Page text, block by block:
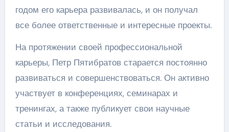
годом его карьера развивалась, и он получал
все более ответственные и интересные проекты.
На протяжении своей профессиональной
карьеры, Петр Пятибратов старается постоянно
развиваться и совершенствоваться. Он активно
участвует в конференциях, семинарах и
тренингах, а также публикует свои научные
статьи и исследования.